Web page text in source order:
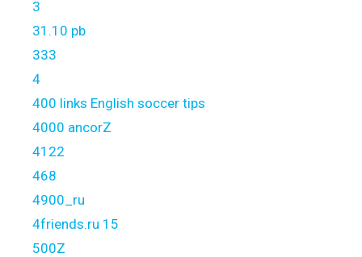
3
31.10 pb
333
4
400 links English soccer tips
4000 ancorZ
4122
468
4900_ru
4friends.ru 15
500Z